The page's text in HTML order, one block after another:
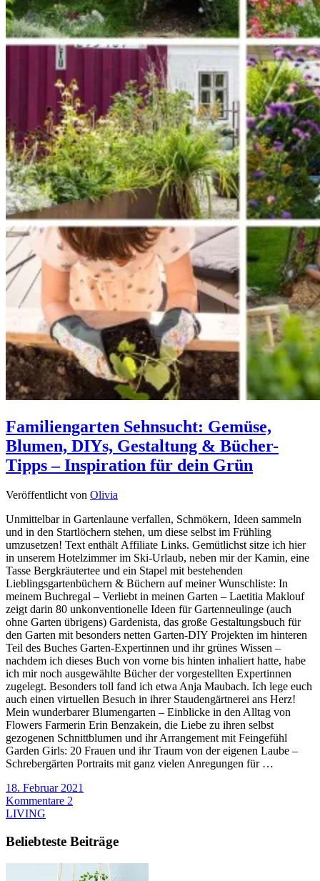
Familiengarten Sehnsucht: Gemüse,
Blumen, DIYs, Gestaltung & Bücher-
Tipps – Inspiration für dein Grün
Veröffentlicht von Olivia
Unmittelbar in Gartenlaune verfallen, Schmökern, Ideen sammeln
und in den Startlöchern stehen, um diese selbst im Frühling
umzusetzen! Text enthält Affiliate Links. Gemütlichst sitze ich hier
in unserem Hotelzimmer im Ski-Urlaub, neben mir der Kamin, eine
Tasse Bergkräutertee und ein Stapel mit bestehenden
Lieblingsgartenbüchern & Büchern auf meiner Wunschliste: In
meinem Buchregal – Verliebt in meinen Garten – Laetitia Maklouf
zeigt darin 80 unkonventionelle Ideen für Gartenneulinge (auch
ohne Garten übrigens) Gardenista, das große Gestaltungsbuch für
den Garten mit besonders netten Garten-DIY Projekten im hinteren
Teil des Buches Garten-Expertinnen und ihr grünes Wissen –
nachdem ich dieses Buch von vorne bis hinten inhaliert hatte, habe
ich mir noch ausgewählte Bücher der vorgestellten Expertinnen
zugelegt. Besonders toll fand ich etwa Anja Maubach. Ich lege euch
auch einen virtuellen Besuch in ihrer Staudengärtnerei ans Herz!
Mein wunderbarer Blumengarten – Einblicke in den Alltag von
Flowers Farmerin Erin Benzakein, die Liebe zu ihren selbst
gezogenen Schnittblumen und ihr Arrangement mit Feingefühl
Garden Girls: 20 Frauen und ihr Traum von der eigenen Laube –
Schrebergärten Portraits mit ganz vielen Anregungen für …
18. Februar 2021
Kommentare 2
LIVING
Beliebteste Beiträge